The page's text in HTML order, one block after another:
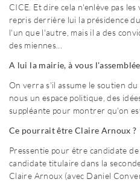
CICE. Et dire cela n'enlève pas
repris derrière lui la présidence
l'un que l'autre, mais il a des
des miennes...
A lui la mairie, à vous
On verra s'il assume le soutien du
nous un espace politique, des
suppléante pour montrer qu'on
Ce pourrait être Claire Arnoux ?
Pressentie pour être candidate de
candidate titulaire dans la
Claire Arnoux (avec Daniel